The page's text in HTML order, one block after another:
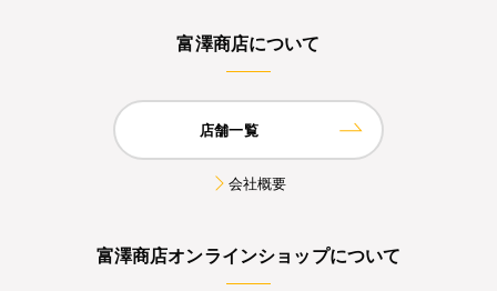
富澤商店について
店舗一覧
会社概要
富澤商店オンラインショップについて